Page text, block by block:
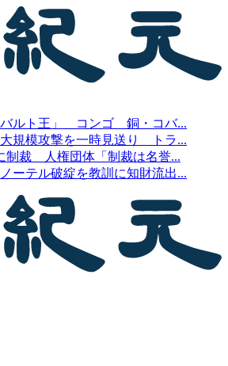
バルト王」 コンゴ 銅・コバ...
規模攻撃を一時見送り トラ...
制裁 人権団体「制裁は名誉...
ーテル破綻を教訓に知財流出...